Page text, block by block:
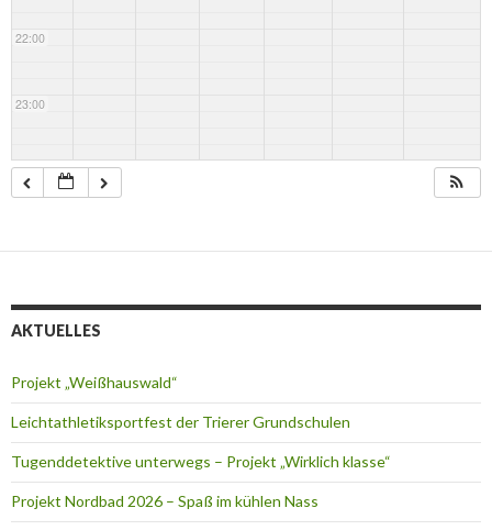
22:00
23:00
AKTUELLES
Projekt „Weißhauswald“
Leichtathletiksportfest der Trierer Grundschulen
Tugenddetektive unterwegs – Projekt „Wirklich klasse“
Projekt Nordbad 2026 – Spaß im kühlen Nass